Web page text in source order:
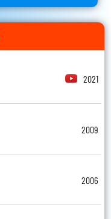
2021
2009
2006